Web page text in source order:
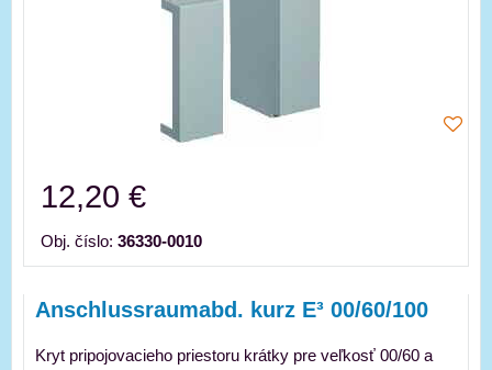
12,20 €
Obj. číslo: 36330-0010
Anschlussraumabd. kurz E³ 00/60/100
Kryt pripojovacieho priestoru krátky pre veľkosť 00/60 a